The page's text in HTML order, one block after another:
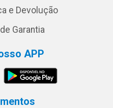
e Devolução
Garantia
APP